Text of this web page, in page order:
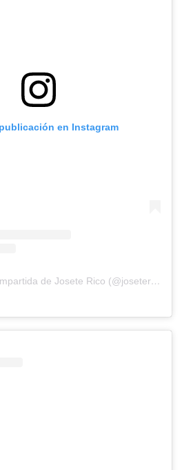
en Instagram
Una publicación compartida de Josete Rico (@josetericodasi)